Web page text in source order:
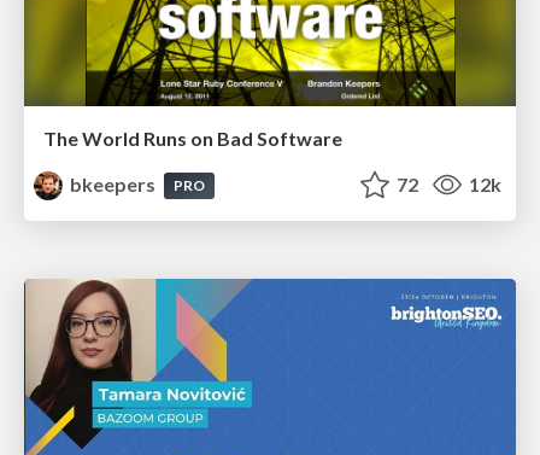
The World Runs on Bad Software
bkeepers
PRO 72 12k